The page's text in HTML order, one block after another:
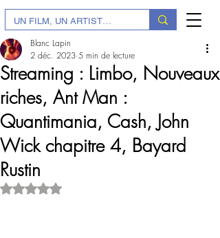
Streaming : Limbo, Nouveaux
riches, Ant Man :
Quantimania, Cash, John
Wick chapitre 4, Bayard
Rustin
Blanc Lapin
2 déc. 2023 5 min de lecture
Noté NaN étoiles sur 5.